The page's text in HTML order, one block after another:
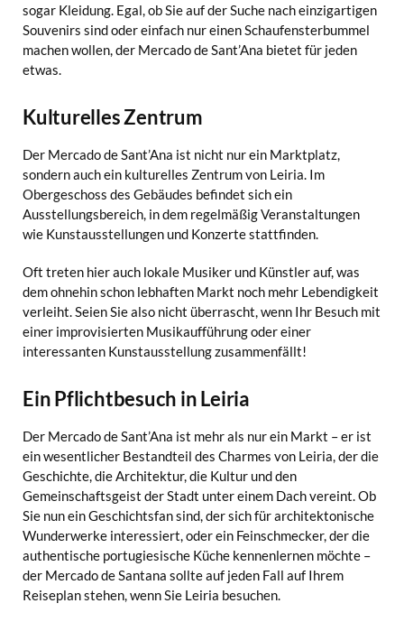
sogar Kleidung. Egal, ob Sie auf der Suche nach einzigartigen
Souvenirs sind oder einfach nur einen Schaufensterbummel
machen wollen, der Mercado de Sant’Ana bietet für jeden
etwas.
Kulturelles Zentrum
Der Mercado de Sant’Ana ist nicht nur ein Marktplatz,
sondern auch ein kulturelles Zentrum von Leiria. Im
Obergeschoss des Gebäudes befindet sich ein
Ausstellungsbereich, in dem regelmäßig Veranstaltungen
wie Kunstausstellungen und Konzerte stattfinden.
Oft treten hier auch lokale Musiker und Künstler auf, was
dem ohnehin schon lebhaften Markt noch mehr Lebendigkeit
verleiht. Seien Sie also nicht überrascht, wenn Ihr Besuch mit
einer improvisierten Musikaufführung oder einer
interessanten Kunstausstellung zusammenfällt!
Ein Pflichtbesuch in Leiria
Der Mercado de Sant’Ana ist mehr als nur ein Markt – er ist
ein wesentlicher Bestandteil des Charmes von Leiria, der die
Geschichte, die Architektur, die Kultur und den
Gemeinschaftsgeist der Stadt unter einem Dach vereint. Ob
Sie nun ein Geschichtsfan sind, der sich für architektonische
Wunderwerke interessiert, oder ein Feinschmecker, der die
authentische portugiesische Küche kennenlernen möchte –
der Mercado de Santana sollte auf jeden Fall auf Ihrem
Reiseplan stehen, wenn Sie Leiria besuchen.